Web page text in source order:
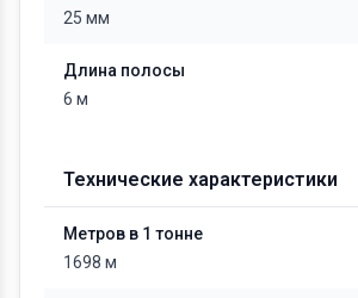
25 мм
Длина полосы
6 м
Технические характеристики
Метров в 1 тонне
1698 м